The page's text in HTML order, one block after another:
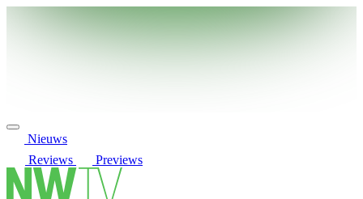
Nieuws
Reviews
Previews